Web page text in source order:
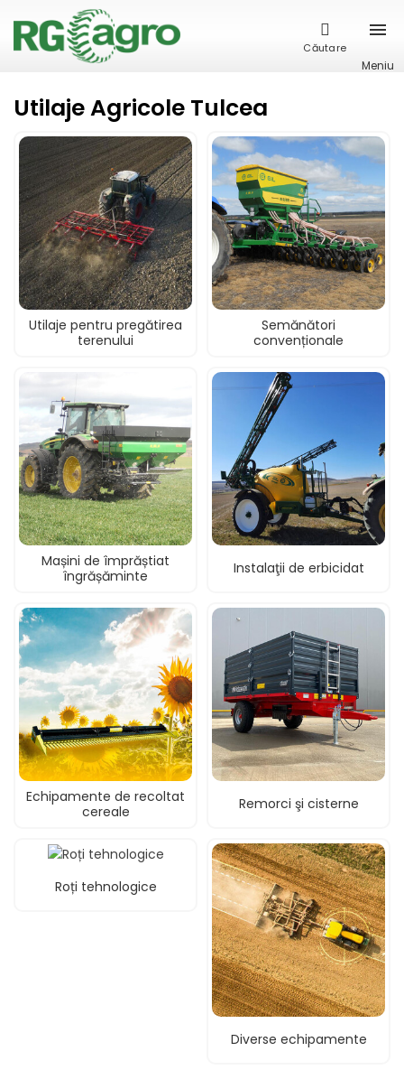
Căutare
Meniu
Utilaje Agricole Tulcea
Utilaje pentru pregătirea
terenului
Semănători
convenționale
Mașini de împrăștiat
îngrășăminte
Instalaţii de erbicidat
Echipamente de recoltat
cereale
Remorci şi cisterne
Roți tehnologice
Diverse echipamente